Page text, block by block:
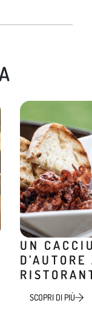
UN
MINIERA
SCOPRI DI PIÙ